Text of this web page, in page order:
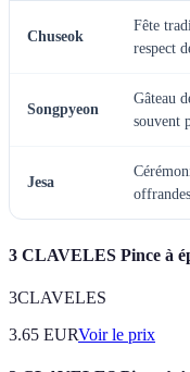
Chuseok
Fête
respect
Songpyeon
Gâteau
souvent
Jesa
3 CLAVELES Pince à
3CLAVELES
3.65 EURVoir le prix